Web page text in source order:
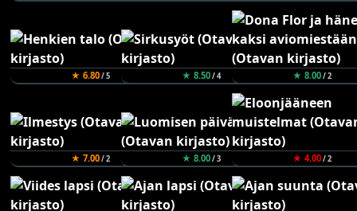
★ 6.80/ 5 ★ 8.50/ 4 ★ 8.00/ 2
★ 7.00/ 2 ★ 8.00/ 3 ★ 4.00/ 2